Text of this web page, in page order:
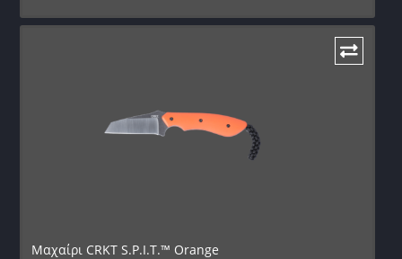
Μαχαίρι CRKT S.P.I.T.™ Orange